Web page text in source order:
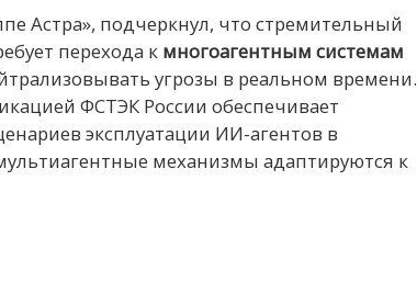
Астра», подчеркнул, что стремительный
перехода к многоагентным системам
угрозы в реальном времени.
ФСТЭК России обеспечивает
эксплуатации ИИ-агентов в
механизмы адаптируются к